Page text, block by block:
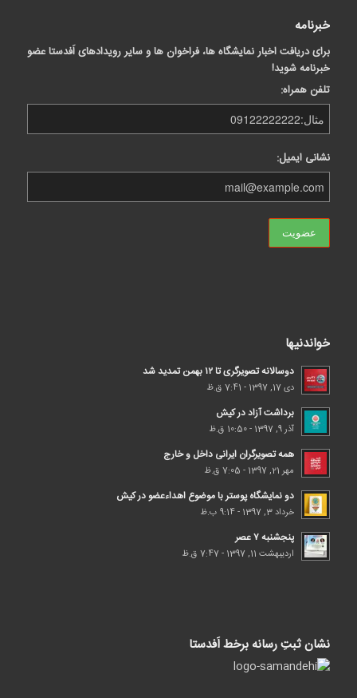
خبرنامه
برای دریافت اخبار نمایشگاه ها، فراخوان ها و سایر رویدادهای اَفدستا عضو
خبرنامه شوید!
تلفن همراه:
نشانی ایمیل:
خواندنیها
دوسالانه تصویرگری تا ۱۲ بهمن تمدید شد
دی 17, 1397 - 7:41 ق.ظ
برداشت آزاد در کیش
آذر 9, 1397 - 10:50 ق.ظ
همه تصویرگران ایرانی داخل و خارج
مهر 21, 1397 - 7:05 ق.ظ
دو نمایشگاه پوستر با موضوع اهداء‌عضو در کیش
خرداد 3, 1397 - 9:14 ب.ظ
پنجشنبه ۷ عصر
اردیبهشت 11, 1397 - 7:47 ق.ظ
نشان ثبتِ رسانه برخط اَفدستا